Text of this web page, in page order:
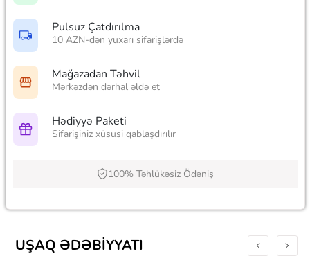
Pulsuz Çatdırılma
10 AZN-dən yuxarı sifarişlərdə
Mağazadan Təhvil
Mərkəzdən dərhal əldə et
Hədiyyə Paketi
Sifarişiniz xüsusi qablaşdırılır
100% Təhlükəsiz Ödəniş
UŞAQ ƏDƏBIYYATI